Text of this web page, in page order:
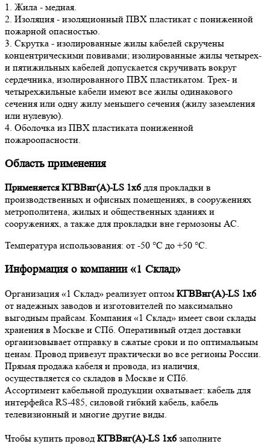
1. Жила - медная.
2. Изоляция - изоляционный ПВХ пластикат с пониженной
пожарной опасностью.
3. Скрутка - изолированные жилы кабелей скручены
концентрическими повивами; изолированные жилы четырех-
и пятижильных кабелей допускается скручивать вокруг
сердечника, изолированного ПВХ пластикатом. Трех- и
четырехжильные кабели имеют все жилы одинакового
сечения или одну жилу меньшего сечения (жилу заземления
или нулевую).
4. Оболочка из ПВХ пластиката пониженной
пожароопасности.
Область применения
Применяется КГВВнг(А)-LS 1х6 для прокладки в
производственных и офисных помещениях, в сооружениях
метрополитена, жилых и общественных зданиях и
сооружениях, а также для прокладки вне гермозоны АС.
Температура использования: от -50 °С до +50 °С.
Информация о компании «1 Склад»
Организация «1 Склад» реализует оптом КГВВнг(А)-LS 1х6
от надежных заводов и изготовителей по максимально
выгодным прайсам. Компания «1 Склад» имеет свои склады
хранения в Москве и СПб. Оперативный отдел доставки
организовывает отправку в сжатые сроки и по оптимальным
ценам. Провод привезут практически во все регионы России.
Прямая продажа кабеля и провода, из наличия,
осуществляется со складов в Москве и СПб.
Ассортимент кабельной продукции охватывает: кабель для
интерфейса RS-485, силовой гибкий кабель, кабель
телевизионный и многие другие виды.
Чтобы купить провод КГВВнг(А)-LS 1х6 заполните